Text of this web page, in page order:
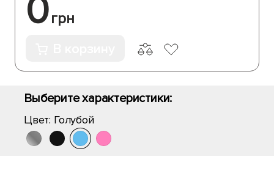
0грн
Выберите характеристики:
Цвет: Голубой